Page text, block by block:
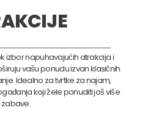
izbor napuhavajućih atrakcija i
vašu ponudu izvan klasičnih
Idealno za tvrtke za najam,
koji žele ponuditi još više
zabave.